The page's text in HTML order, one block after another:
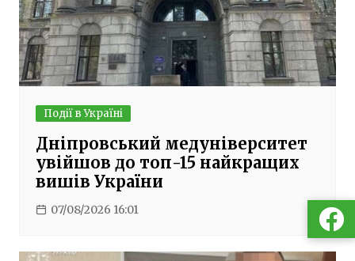
Події в Україні
Дніпровський медуніверситет
увійшов до топ-15 найкращих
вишів України
07/08/2026 16:01